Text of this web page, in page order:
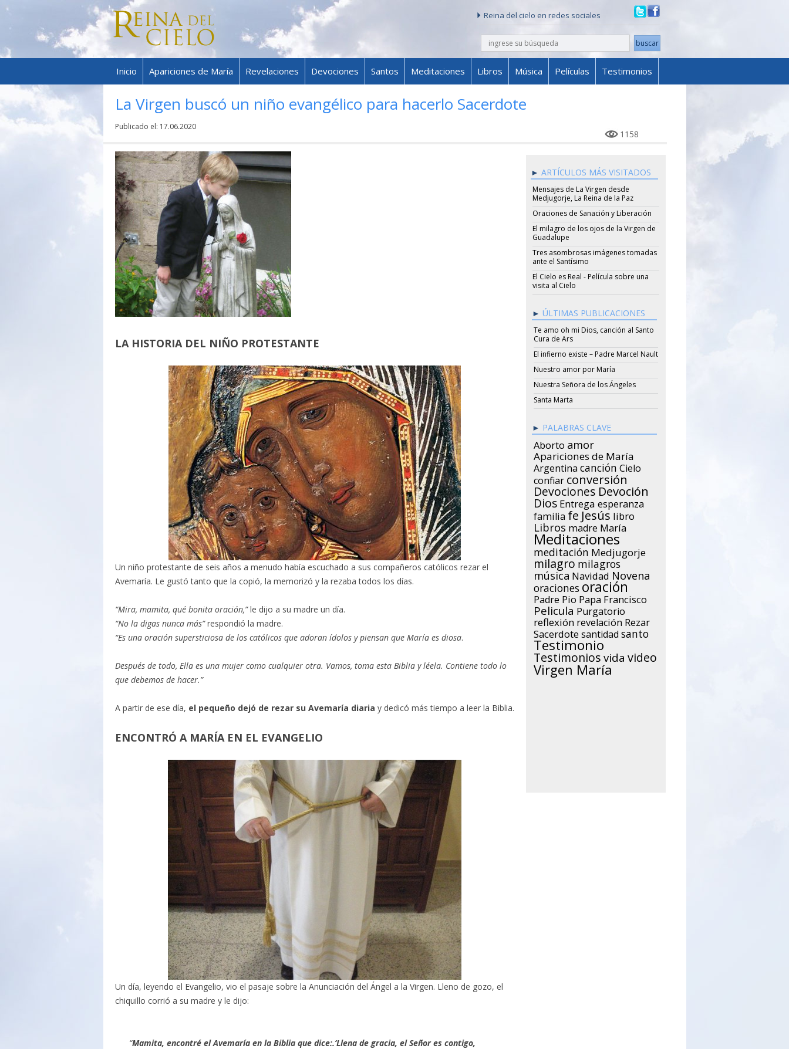
Reina del cielo en redes sociales
buscar
Skip to content
Inicio Apariciones de María Revelaciones Devociones Santos Meditaciones Libros Música Películas Testimonios
La Virgen buscó un niño evangélico para hacerlo Sacerdote
Publicado el: 17.06.2020
1158
LA HISTORIA DEL NIÑO PROTESTANTE
Un niño protestante de seis años a menudo había escuchado a sus compañeros católicos rezar el
Avemaría. Le gustó tanto que la copió, la memorizó y la rezaba todos los días.
“Mira, mamita, qué bonita oración,”le dijo a su madre un día.
“No la digas nunca más”respondió la madre.
“Es una oración supersticiosa de los católicos que adoran ídolos y piensan que María es diosa.
Después de todo, Ella es una mujer como cualquier otra. Vamos, toma esta Biblia y léela. Contiene todo lo
que debemos de hacer.”
A partir de ese día, el pequeño dejó de rezar su Avemaría diaria y dedicó más tiempo a leer la Biblia.
ENCONTRÓ A MARÍA EN EL EVANGELIO
Un día, leyendo el Evangelio, vio el pasaje sobre la Anunciación del Ángel a la Virgen. Lleno de gozo, el
chiquillo corrió a su madre y le dijo:
“Mamita, encontré el Avemaría en la Biblia que dice:.‘Llena de gracia, el Señor es contigo,
ARTÍCULOS MÁS VISITADOS
Mensajes de La Virgen desde
Medjugorje, La Reina de la Paz
Oraciones de Sanación y Liberación
El milagro de los ojos de la Virgen de
Guadalupe
Tres asombrosas imágenes tomadas
ante el Santísimo
El Cielo es Real - Película sobre una
visita al Cielo
ÚLTIMAS PUBLICACIONES
Te amo oh mi Dios, canción al Santo
Cura de Ars
El infierno existe – Padre Marcel Nault
Nuestro amor por María
Nuestra Señora de los Ángeles
Santa Marta
PALABRAS CLAVE
Aborto amor
Apariciones de María
Argentina canción Cielo
confiar conversión
Devociones Devoción
Dios Entrega esperanza
familia fe Jesús libro
Libros madre María
Meditaciones
meditación Medjugorje
milagro milagros
música Navidad Novena
oraciones oración
Padre Pio Papa Francisco
Pelicula Purgatorio
reflexión revelación Rezar
Sacerdote santidad santo
Testimonio
Testimonios vida video
Virgen María